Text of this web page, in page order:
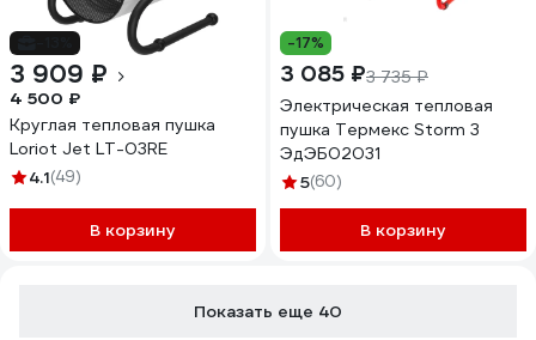
3 909 ₽
4 500 ₽
Круглая тепловая пушка
Loriot Jet LT-03RE
4.1(49)
В корзину
-17%
3 085 ₽3 735 ₽
Электрическая тепловая
пушка Термекс Storm 3
ЭдЭБ02031
5(60)
В корзину
Показать еще 40